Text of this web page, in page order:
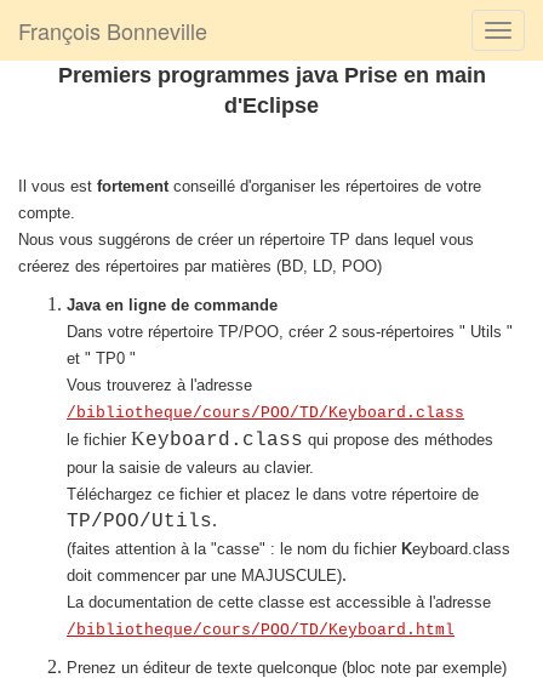
François Bonneville
Premiers programmes java Prise en main
d'Eclipse
Il vous est fortementconseillé d'organiser les répertoires de votre
compte.
Nous vous suggérons de créer un répertoire TP dans lequel vous
créerez des répertoires par matières (BD, LD, POO)
Java en ligne de commande
Dans votre répertoire TP/POO, créer 2 sous-répertoires " Utils "
et " TP0 "
Vous trouverez à l'adresse
/bibliotheque/cours/POO/TD/Keyboard.class
le fichier Keyboard.class qui propose des méthodes
pour la saisie de valeurs au clavier.
Téléchargez ce fichier et placez le dans votre répertoire de
TP/POO/Utils.
(faites attention à la "casse" : le nom du fichier Keyboard.class
doit commencer par une MAJUSCULE).
La documentation de cette classe est accessible à l'adresse
/bibliotheque/cours/POO/TD/Keyboard.html
Prenez un éditeur de texte quelconque (bloc note par exemple)